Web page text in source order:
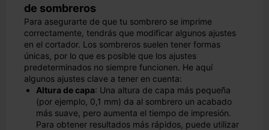
de sombreros
Para asegurarte de que tu sombrero se imprime
correctamente, tendrás que modificar algunos ajustes
en el cortador. Los sombreros suelen tener formas
únicas, por lo que es posible que los ajustes
predeterminados no siempre funcionen. He aquí
algunos ajustes clave a tener en cuenta:
Altura de capa: Una altura de capa más pequeña
(por ejemplo, 0,1 mm) da al sombrero un acabado
más suave, pero aumenta el tiempo de impresión.
Para obtener resultados más rápidos, puede utilizar